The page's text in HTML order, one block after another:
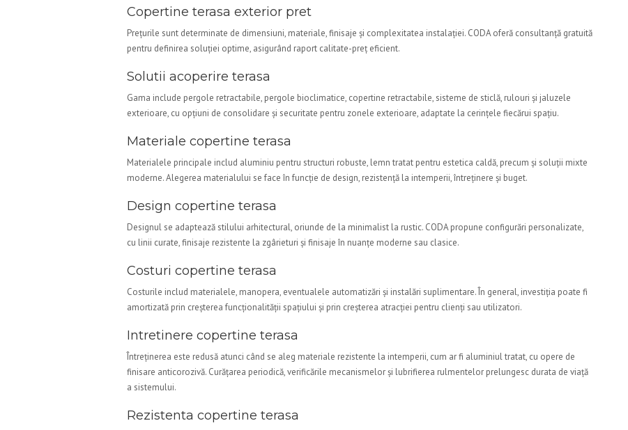
Copertine terasa exterior pret
Prețurile sunt determinate de dimensiuni, materiale, finisaje și complexitatea instalației. CODA oferă consultanță gratuită
pentru definirea soluției optime, asigurând raport calitate-preț eficient.
Solutii acoperire terasa
Gama include pergole retractabile, pergole bioclimatice, copertine retractabile, sisteme de sticlă, rulouri și jaluzele
exterioare, cu opțiuni de consolidare și securitate pentru zonele exterioare, adaptate la cerințele fiecărui spațiu.
Materiale copertine terasa
Materialele principale includ aluminiu pentru structuri robuste, lemn tratat pentru estetica caldă, precum și soluții mixte
moderne. Alegerea materialului se face în funcție de design, rezistență la intemperii, întreținere și buget.
Design copertine terasa
Designul se adaptează stilului arhitectural, oriunde de la minimalist la rustic. CODA propune configurări personalizate,
cu linii curate, finisaje rezistente la zgârieturi și finisaje în nuanțe moderne sau clasice.
Costuri copertine terasa
Costurile includ materialele, manopera, eventualele automatizări și instalări suplimentare. În general, investiția poate fi
amortizată prin creșterea funcționalității spațiului și prin creșterea atracției pentru clienți sau utilizatori.
Intretinere copertine terasa
Întreținerea este redusă atunci când se aleg materiale rezistente la intemperii, cum ar fi aluminiul tratat, cu opere de
finisare anticorozivă. Curățarea periodică, verificările mecanismelor și lubrifierea rulmentelor prelungesc durata de viață
a sistemului.
Rezistenta copertine terasa